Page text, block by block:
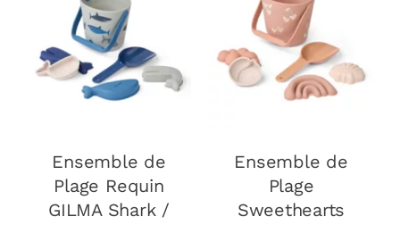
AJOUTER AU
PANIER
/
DÉTAILS
Ensemble de
Plage Requin
GILMA Shark /
AJOUTER AU
PANIER
/
DÉTAILS
Ensemble de
Plage
Sweethearts